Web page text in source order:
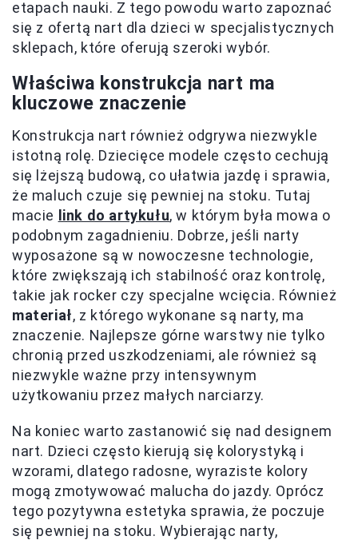
etapach nauki. Z tego powodu warto zapoznać
się z ofertą nart dla dzieci w specjalistycznych
sklepach, które oferują szeroki wybór.
Właściwa konstrukcja nart ma
kluczowe znaczenie
Konstrukcja nart również odgrywa niezwykle
istotną rolę. Dziecięce modele często cechują
się lżejszą budową, co ułatwia jazdę i sprawia,
że maluch czuje się pewniej na stoku. Tutaj
macie
link do artykułu, w którym była mowa o
podobnym zagadnieniu. Dobrze, jeśli narty
wyposażone są w nowoczesne technologie,
które zwiększają ich stabilność oraz kontrolę,
takie jak rocker czy specjalne wcięcia. Również
materiał, z którego wykonane są narty, ma
znaczenie. Najlepsze górne warstwy nie tylko
chronią przed uszkodzeniami, ale również są
niezwykle ważne przy intensywnym
użytkowaniu przez małych narciarzy.
Na koniec warto zastanowić się nad designem
nart. Dzieci często kierują się kolorystyką i
wzorami, dlatego radosne, wyraziste kolory
mogą zmotywować malucha do jazdy. Oprócz
tego pozytywna estetyka sprawia, że poczuje
się pewniej na stoku. Wybierając narty,